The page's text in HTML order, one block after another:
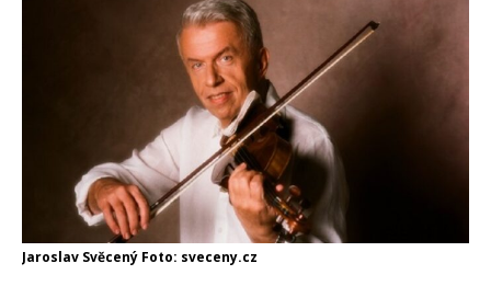
Jaroslav Svěcený Foto: sveceny.cz